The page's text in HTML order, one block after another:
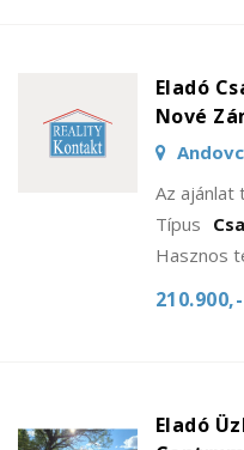
Eladó
Nové
Az ajánlat
Típus
Hasznos
Eladó